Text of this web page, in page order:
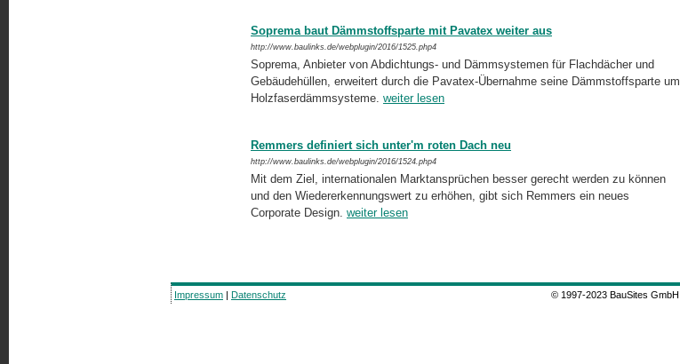
Soprema baut Dämmstoffsparte mit Pavatex weiter aus
http://www.baulinks.de/webplugin/2016/1525.php4
Soprema, Anbieter von Abdichtungs- und Dämmsystemen für Flach­dächer und
Gebäudehüllen, erweitert durch die Pavatex-Übernahme seine Dämm­stoffsparte um
Holzfaserdämmsysteme. weiter lesen
Remmers definiert sich unter'm roten Dach neu
http://www.baulinks.de/webplugin/2016/1524.php4
Mit dem Ziel, internationalen Marktansprüchen besser gerecht werden zu können
und den Wiedererkennungswert zu erhöhen, gibt sich Rem­mers ein neues
Corporate Design. weiter lesen
Impressum | Datenschutz © 1997-2023 BauSites GmbH